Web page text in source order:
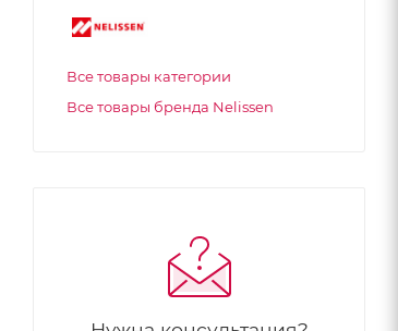
Все товары категории
Все товары бренда Nelissen